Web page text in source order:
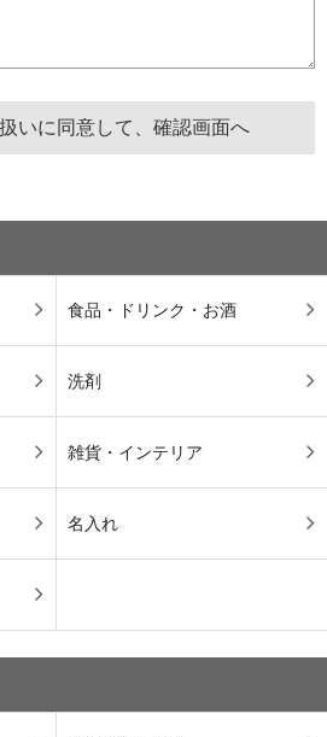
食品・ドリンク・お酒
洗剤
雑貨・インテリア
名入れ